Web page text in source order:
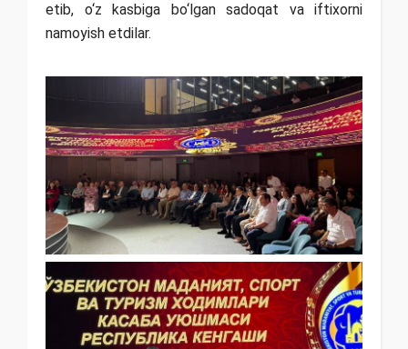
etib, o‘z kasbiga bo‘lgan sadoqat va iftixorni
namoyish etdilar.